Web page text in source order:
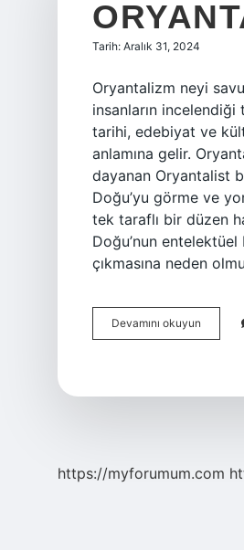
Tarih: Aralık 31, 2024
Oryantalizm neyi
insanların incelendiği
tarihi, edebiyat ve
anlamına gelir.
dayanan Oryantalist
Doğu’yu görme ve
tek taraflı bir düzen
Doğu’nun
çıkmasına neden
Devamını okuyun
Amacı
https://myforumum.com